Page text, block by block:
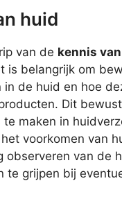
huid
van de kennis
is belangrijk om
in de huid en hoe
Dit
maken in
voorkomen van
observeren van de
te grijpen bij